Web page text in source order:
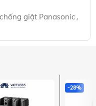
giật Panasonic ,
-28%